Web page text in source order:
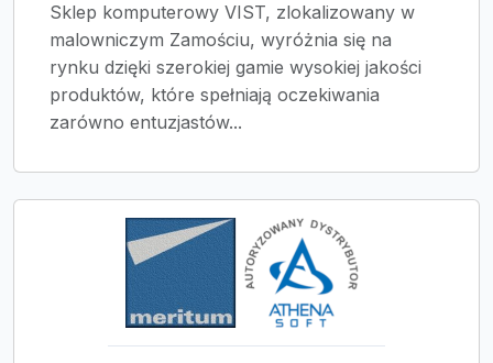
Sklep komputerowy VIST, zlokalizowany w
malowniczym Zamościu, wyróżnia się na
rynku dzięki szerokiej gamie wysokiej jakości
produktów, które spełniają oczekiwania
zarówno entuzjastów...